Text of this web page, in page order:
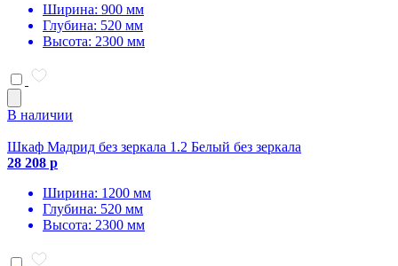
Ширина: 900 мм
Глубина: 520 мм
Высота: 2300 мм
В наличии
Шкаф Мадрид без зеркала 1.2 Белый без зеркала
28 208 р
Ширина: 1200 мм
Глубина: 520 мм
Высота: 2300 мм